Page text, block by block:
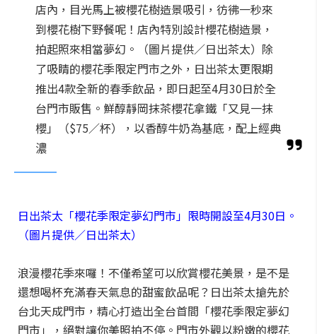
店內，目光馬上被櫻花樹造景吸引，彷彿一秒來
到櫻花樹下野餐呢！店內特別設計櫻花樹造景，
拍起照來相當夢幻。（圖片提供／日出茶太）除
了吸睛的櫻花季限定門市之外，日出茶太更限期
推出4款全新的春季飲品，即日起至4月30日於全
台門市販售。鮮醇靜岡抹茶櫻花拿鐵「又見一抹
櫻」（$75／杯），以香醇牛奶為基底，配上經典
濃
日出茶太「櫻花季限定夢幻門市」限時開設至4月30日。
（圖片提供／日出茶太）
浪漫櫻花季來囉！不僅希望可以欣賞櫻花美景，是不是
還想喝杯充滿春天氣息的甜蜜飲品呢？日出茶太搶先於
台北天成門市，精心打造出全台首間「櫻花季限定夢幻
門市」，絕對讓你美照拍不停。門市外觀以粉嫩的櫻花